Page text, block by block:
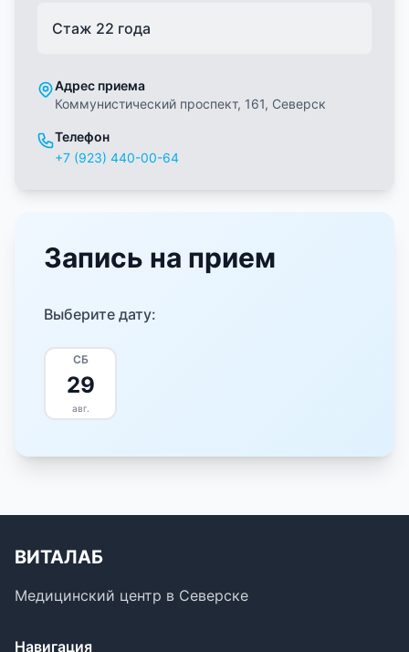
Стаж 22 года
Адрес приема
Коммунистический проспект, 161, Северск
Телефон
+7 (923) 440-00-64
Запись на прием
Выберите дату:
СБ
29
авг.
ВИТАЛАБ
Медицинский центр в Северске
Навигация